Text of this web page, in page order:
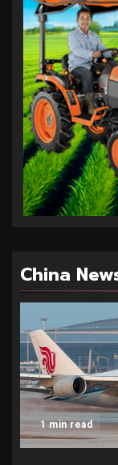
China
1 min read